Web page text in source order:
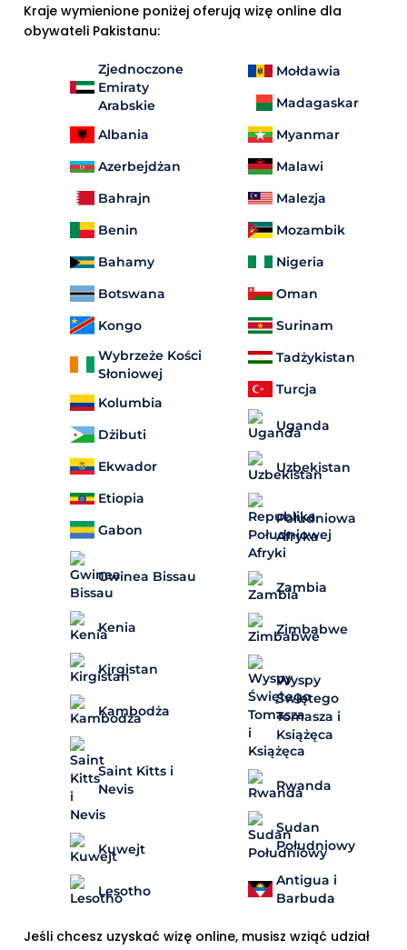
Kraje wymienione poniżej oferują wizę online dla
obywateli Pakistanu:
Zjednoczone
Emiraty
Arabskie
Albania
Azerbejdżan
Bahrajn
Benin
Bahamy
Botswana
Kongo
Wybrzeże Kości
Słoniowej
Kolumbia
Dżibuti
Ekwador
Etiopia
Gabon
Gwinea Bissau
Kenia
Kirgistan
Kambodża
Saint Kitts i
Nevis
Kuwejt
Lesotho
Mołdawia
Madagaskar
Myanmar
Malawi
Malezja
Mozambik
Nigeria
Oman
Surinam
Tadżykistan
Turcja
Uganda
Uzbekistan
Południowa
Afryka
Zambia
Zimbabwe
Wyspy
Świętego
Tomasza i
Książęca
Rwanda
Sudan
Południowy
Antigua i
Barbuda
Jeśli chcesz uzyskać wizę online, musisz wziąć udział